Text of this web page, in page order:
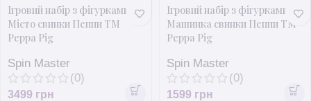
Ігровий набір з фігурками
Місто свинки Пеппи ТМ
Peppa Pig
Spin Master
(0)
3499 грн
Ігровий набір з фігурками
Машинка свинки Пеппи ТМ
Peppa Pig
Spin Master
(0)
1599 грн